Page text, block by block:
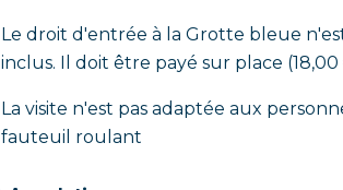
Le droit d'entrée à la Grotte bleue
inclus. Il doit être payé sur place (18,00
La visite n'est pas adaptée aux
fauteuil roulant